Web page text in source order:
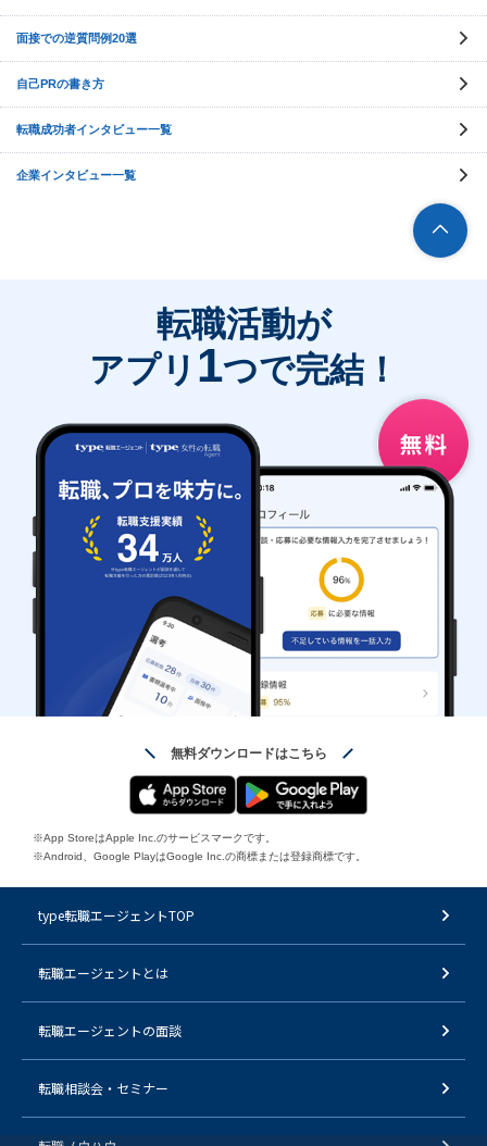
面接での逆質問例20選
自己PRの書き方
転職成功者インタビュー一覧
企業インタビュー一覧
転職活動が
アプリ 1つで完結！
無料ダウンロードはこちら
※App StoreはApple Inc.のサービスマークです。
※Android、Google PlayはGoogle Inc.の商標または登録商標です。
type転職エージェントTOP
転職エージェントとは
転職エージェントの面談
転職相談会・セミナー